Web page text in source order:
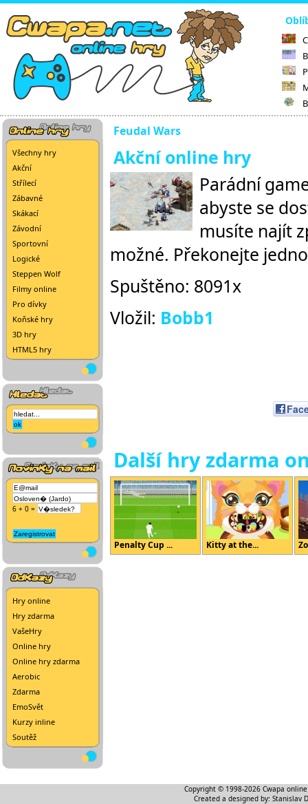
Všechny hry
Akční
Střílecí
Zábavné
Skákací
Závodní
Sportovní
Logické
Steppen Wolf
Filmy online
Pro dívky
Koňské hry
3D hry
HTML5 hry
6 + 0 =
Hry online
Hry zdarma
VašeHry
Online hry
Online hry zdarma
Aerobic
Zdarma
EmoSvět
Kurzy inline
Soutěž
Feudal Wars
Akční online hry
Parádní
abyste se
musíte najít
možné. Překonejte
Spuštěno: 8091x
Vložil: Bobb1
Další hry zdarma
Penalty Cup ... Kitty at the...
Copyright © 1998-2026 Cwapa
Created a designed by: Stanislav